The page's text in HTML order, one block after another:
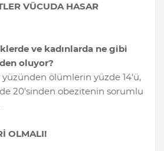
VÜCUDA HASAR
ve kadınlarda ne gibi
oluyor?
ölümlerin yüzde 14'ü,
20'sinden obezitenin sorumlu
OLMALI!